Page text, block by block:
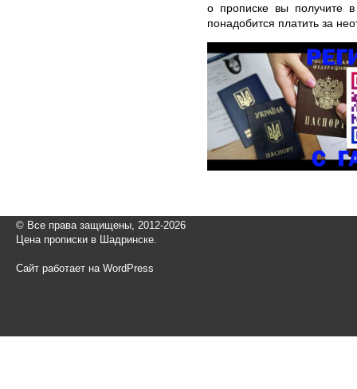
о прописке вы получите
понадобится платить за
© Все права защищены, 2012-2026
Цена прописки в Шадринске.
Сайт работает на WordPress